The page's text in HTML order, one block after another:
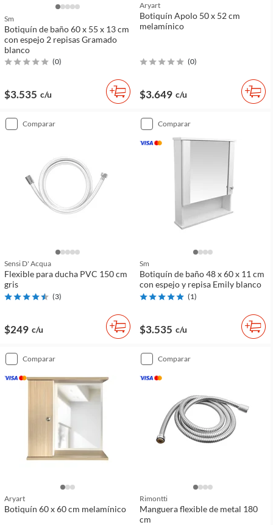
Sm
Botiquín de baño 60 x 55 x 13 cm
con espejo 2 repisas Gramado
blanco
(0)
$3.535 c/u
Aryart
Botiquín Apolo 50 x 52 cm
melamínico
(0)
$3.649 c/u
comparar
Sensi D' Acqua
Flexible para ducha PVC 150 cm
gris
(3)
$249 c/u
comparar
Sm
Botiquín de baño 48 x 60 x 11 cm
con espejo y repisa Emily blanco
(1)
$3.535 c/u
comparar
Aryart
Botiquín 60 x 60 cm melamínico
comparar
Rimontti
Manguera flexible de metal 180
cm